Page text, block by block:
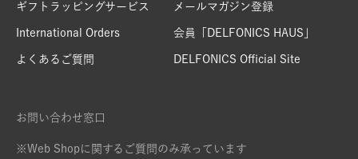
ギフトラッピングサービス
International Orders
よくあるご質問
メールマガジン登録
会員「DELFONICS HAUS」
DELFONICS Official Site
お問い合わせ窓口
※Web Shopに関するご質問のみ承っています